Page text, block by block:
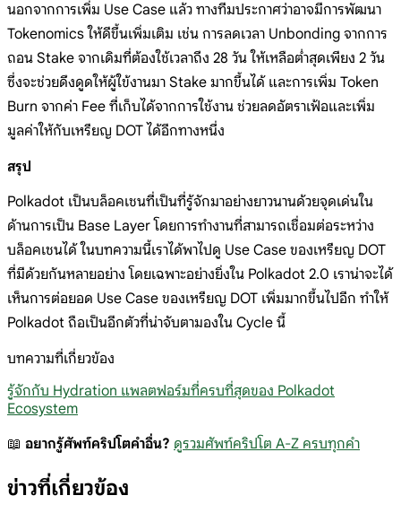
นอกจากการเพิ่ม Use Case แล้ว ทางทีมประกาศว่าอาจมีการพัฒนา
Tokenomics ให้ดีขึ้นเพิ่มเติม เช่น การลดเวลา Unbonding จากการ
ถอน Stake จากเดิมที่ต้องใช้เวลาถึง 28 วัน ให้เหลือต่ำสุดเพียง 2 วัน
ซึ่งจะช่วยดึงดูดให้ผู้ใข้งานมา Stake มากขึ้นได้ และการเพิ่ม Token
Burn จากค่า Fee ที่เก็บได้จากการใช้งาน ช่วยลดอัตราเฟ้อและเพิ่ม
มูลค่าให้กับเหรียญ DOT ได้อีกทางหนึ่ง
สรุป
Polkadot เป็นบล็อคเชนที่เป็นที่รู้จักมาอย่างยาวนานด้วยจุดเด่นใน
ด้านการเป็น Base Layer โดยการทำงานที่สามารถเชื่อมต่อระหว่าง
บล็อคเชนได้ ในบทความนี้เราได้พาไปดู Use Case ของเหรียญ DOT
ที่มีด้วยกันหลายอย่าง โดยเฉพาะอย่างยิ่งใน Polkadot 2.0 เราน่าจะได้
เห็นการต่อยอด Use Case ของเหรียญ DOT เพิ่มมากขึ้นไปอีก ทำให้
Polkadot ถือเป็นอีกตัวที่น่าจับตามองใน Cycle นี้
บทความที่เกี่ยวข้อง
รู้จักกับ Hydration แพลตฟอร์มที่ครบที่สุดของ Polkadot
Ecosystem
📖 อยากรู้ศัพท์คริปโตคำอื่น? ดูรวมศัพท์คริปโต A-Z ครบทุกคำ
ข่าวที่เกี่ยวข้อง